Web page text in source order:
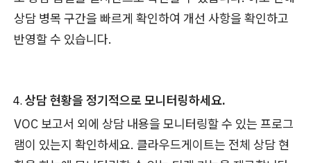
상담 병목 구간을 빠르게 확인하여 개선 사항을 확인하고
반영할 수 있습니다.
상담 현황을 정기적으로 모니터링하세요.
VOC 보고서 외에 상담 내용을 모니터링할 수 있는 프로그
램이 있는지 확인하세요. 클라우드게이트는 전체 상담 현